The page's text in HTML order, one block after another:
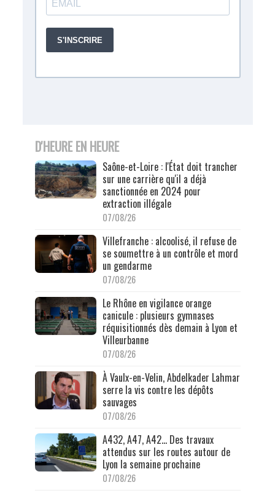
D'HEURE EN HEURE
Saône-et-Loire : l'État doit trancher
sur une carrière qu'il a déjà
sanctionnée en 2024 pour
extraction illégale
07/08/26
Villefranche : alcoolisé, il refuse de
se soumettre à un contrôle et mord
un gendarme
07/08/26
Le Rhône en vigilance orange
canicule : plusieurs gymnases
réquisitionnés dès demain à Lyon et
Villeurbanne
07/08/26
À Vaulx-en-Velin, Abdelkader Lahmar
serre la vis contre les dépôts
sauvages
07/08/26
A432, A47, A42… Des travaux
attendus sur les routes autour de
Lyon la semaine prochaine
07/08/26